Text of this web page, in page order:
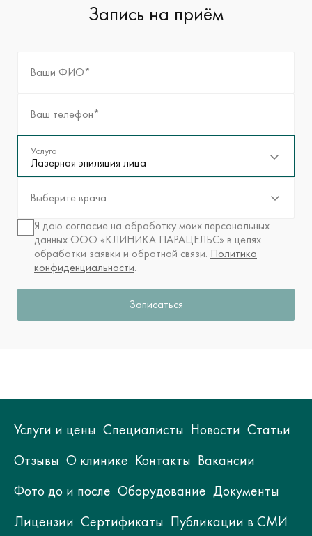
Запись на приём
Ваши ФИО*
Ваш телефон*
Услуга
Лазерная эпиляция лица
Выберите врача
Я даю согласие на обработку моих персональных
данных ООО «КЛИНИКА ПАРАЦЕЛЬС» в целях
обработки заявки и обратной связи. Политика
конфиденциальности.
Записаться
Услуги и цены Специалисты Новости Статьи
Отзывы О клинике Контакты Вакансии
Фото до и после Оборудование Документы
Лицензии Сертификаты Публикации в СМИ